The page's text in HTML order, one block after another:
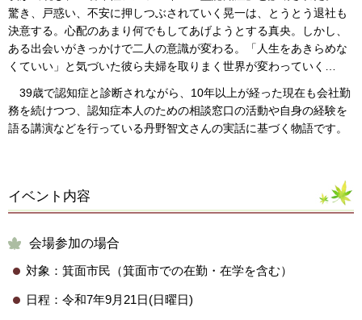
驚き、戸惑い、不安に押しつぶされていく晃一は、とうとう退社も
決意する。心配のあまり何でもしてあげようとする真央。しかし、
ある出会いがきっかけで二人の意識が変わる。「人生をあきらめな
くていい」と気づいた彼ら夫婦を取りまく世界が変わっていく…
39歳で認知症と診断されながら、10年以上が経った現在も会社勤
務を続けつつ、認知症本人のための相談窓口の活動や自身の経験を
語る講演などを行っている丹野智文さんの実話に基づく物語です。
イベント内容
会場参加の場合
対象：箕面市民（箕面市での在勤・在学を含む）
日程：令和7年9月21日(日曜日)